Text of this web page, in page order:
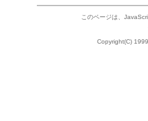
このページは、
Copyright(C)